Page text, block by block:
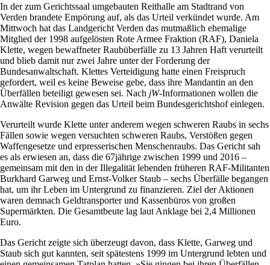
In der zum Gerichtssaal umgebauten Reithalle am Stadtrand von
Verden brandete Empörung auf, als das Urteil verkündet wurde. Am
Mittwoch hat das Landgericht Verden das mutmaßlich ehemalige
Mitglied der 1998 aufgelösten Rote Armee Fraktion (RAF), Daniela
Klette, wegen bewaffneter Raubüberfälle zu 13 Jahren Haft verurteilt
und blieb damit nur zwei Jahre unter der Forderung der
Bundesanwaltschaft. Klettes Verteidigung hatte einen Freispruch
gefordert, weil es keine Beweise gebe, dass ihre Mandantin an den
Überfällen beteiligt gewesen sei. Nach jW-Informationen wollen die
Anwälte Revision gegen das Urteil beim Bundesgerichtshof einlegen.
Verurteilt wurde Klette unter anderem wegen schweren Raubs in sechs
Fällen sowie wegen versuchten schweren Raubs, Verstößen gegen
Waffengesetze und erpresserischen Menschenraubs. Das Gericht sah
es als erwiesen an, dass die 67jährige zwischen 1999 und 2016 –
gemeinsam mit den in der Illegalität lebenden früheren RAF-Militanten
Burkhard Garweg und Ernst-Volker Staub – sechs Überfälle begangen
hat, um ihr Leben im Untergrund zu finanzieren. Ziel der Aktionen
waren demnach Geldtransporter und Kassenbüros von großen
Supermärkten. Die Gesamtbeute lag laut Anklage bei 2,4 Millionen
Euro.
Das Gericht zeigte sich überzeugt davon, dass Klette, Garweg und
Staub sich gut kannten, seit spätestens 1999 im Untergrund lebten und